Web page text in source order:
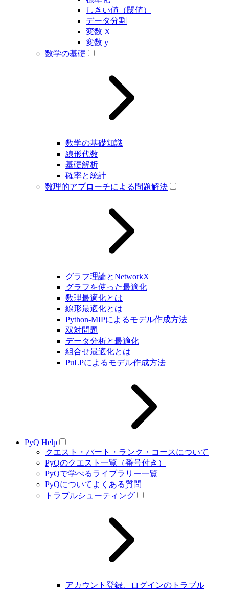
しきい値（閾値）
データ分割
変数 X
変数 y
数学の基礎
数学の基礎知識
線形代数
基礎解析
確率と統計
数理的アプローチによる問題解決
グラフ理論とNetworkX
グラフを使った最適化
数理最適化とは
線形最適化とは
Python-MIPによるモデル作成方法
双対問題
データ分析と最適化
組合せ最適化とは
PuLPによるモデル作成方法
PyQ Help
クエスト・パート・ランク・コースについて
PyQのクエスト一覧（番号付き）
PyQで学べるライブラリー一覧
PyQについてよくある質問
トラブルシューティング
アカウント登録、ログインのトラブル